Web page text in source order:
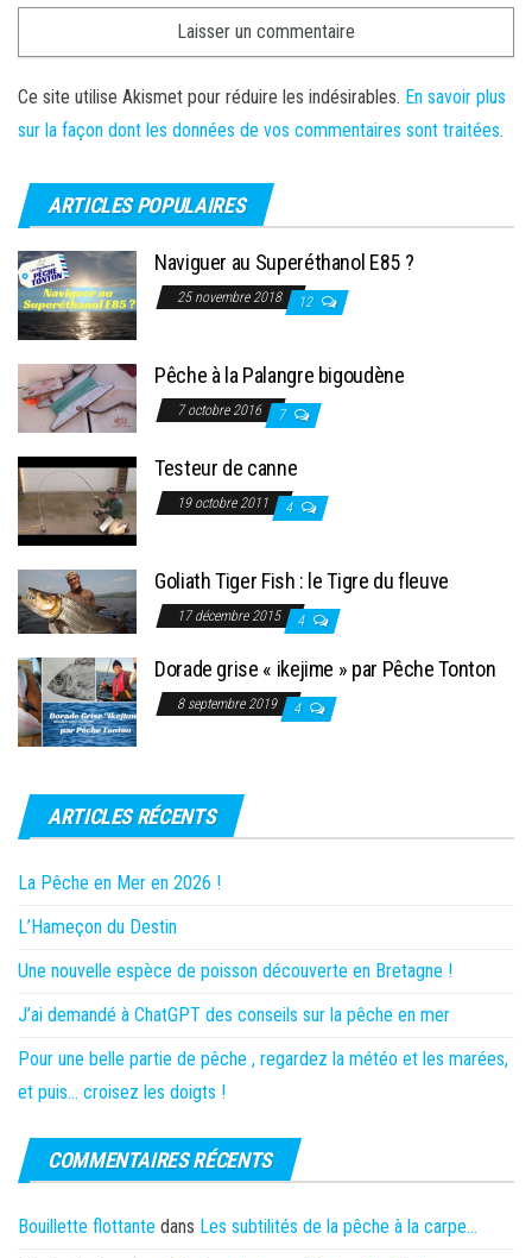
Ce site utilise Akismet pour réduire les indésirables. En savoir plus
sur la façon dont les données de vos commentaires sont traitées.
ARTICLES POPULAIRES
Naviguer au Superéthanol E85 ?
25 novembre 2018 12
Pêche à la Palangre bigoudène
7 octobre 2016 7
Testeur de canne
19 octobre 2011 4
Goliath Tiger Fish : le Tigre du fleuve
17 décembre 2015 4
Dorade grise « ikejime » par Pêche Tonton
8 septembre 2019 4
ARTICLES RÉCENTS
La Pêche en Mer en 2026 !
L’Hameçon du Destin
Une nouvelle espèce de poisson découverte en Bretagne !
J’ai demandé à ChatGPT des conseils sur la pêche en mer
Pour une belle partie de pêche , regardez la météo et les marées,
et puis… croisez les doigts !
COMMENTAIRES RÉCENTS
Bouillette flottante dans Les subtilités de la pêche à la carpe…